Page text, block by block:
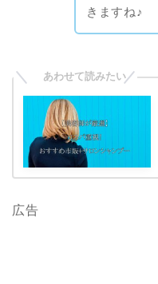
きますね♪
広告